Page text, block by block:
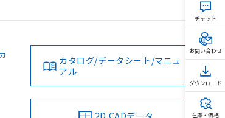
カタログ/データシート/マニュ
アル
2D CADデータ
チャット
お問い合わせ
ダウンロード
在庫・価格